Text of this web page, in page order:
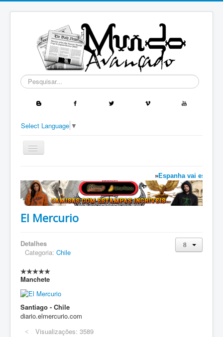
Pesquisar...
Select Language ▼
Ativar/Desativar
navegação
≡
»Espanha vai
El Mercurio
Detalhes
Categoria: Chile
Manchete
Santiago - Chile
diario.elmercurio.com
Visualizações: 3589